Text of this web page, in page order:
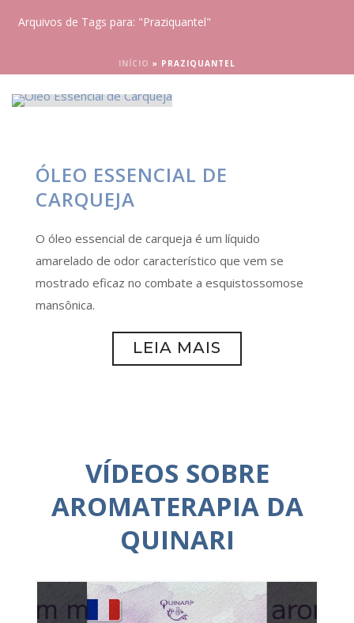
Arquivos de Tags para: "Praziquantel"
INÍCIO » PRAZIQUANTEL
ÓLEO ESSENCIAL DE
CARQUEJA
O óleo essencial de carqueja é um líquido
amarelado de odor característico que vem se
mostrado eficaz no combate a esquistossomose
mansônica.
LEIA MAIS
VÍDEOS SOBRE
AROMATERAPIA DA
QUINARI